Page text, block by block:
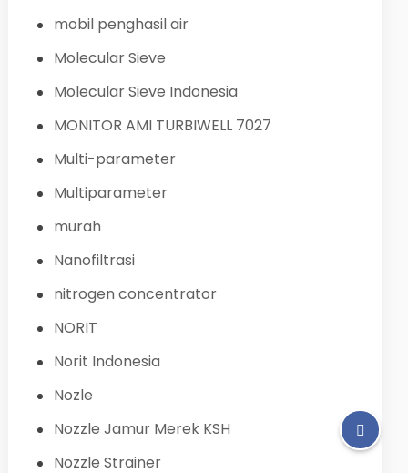
mobil penghasil air
Molecular Sieve
Molecular Sieve Indonesia
MONITOR AMI TURBIWELL 7027
Multi-parameter
Multiparameter
murah
Nanofiltrasi
nitrogen concentrator
NORIT
Norit Indonesia
Nozle
Nozzle Jamur Merek KSH
Nozzle Strainer